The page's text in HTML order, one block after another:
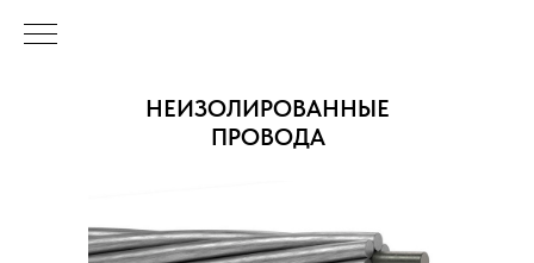
НЕИЗОЛИРОВАННЫЕ
ПРОВОДА